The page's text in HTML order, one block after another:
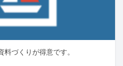
づくりが得意です。